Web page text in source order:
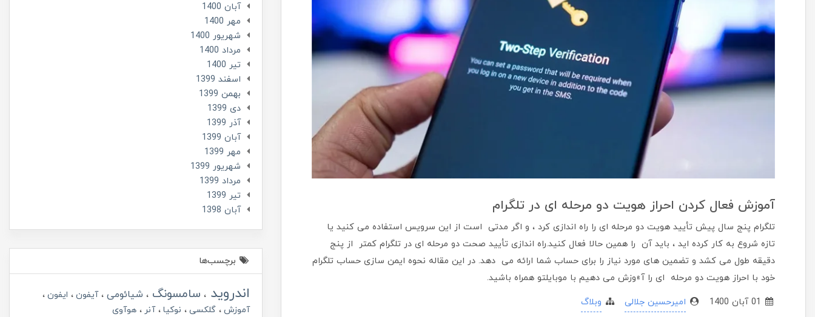
آموزش فعال کردن احراز هویت دو مرحله ای در تلگرام
تلگرام پنج سال پیش تأیید هویت دو مرحله ای را راه اندازی کرد ، و اگر مدتی است از این سرویس استفاده می کنید یا
تازه شروع به کار کرده اید ، باید آن را همین حالا فعال کنید.راه اندازی تأیید صحت دو مرحله ای در تلگرام کمتر از پنج
دقیقه طول می کشد و تضمین های مورد نیاز را برای حساب شما ارائه می دهد. در این مقاله نحوه ایمن سازی حساب تلگرام
خود با احراز هویت دو مرحله ای را آ»وزش می دهیم با موبایلتو همراه باشید.
امیرحسین جلالی وبلاگ
آبان 1400
مهر 1400
شهریور 1400
مرداد 1400
تير 1400
اسفند 1399
بهمن 1399
دی 1399
آذر 1399
آبان 1399
مهر 1399
شهریور 1399
مرداد 1399
تير 1399
آبان 1398
برچسب‌ها
اندروید سامسونگ شیائومی آیفون
ایفون
آموزش
گلکسی نوکیا آنر هوآوی